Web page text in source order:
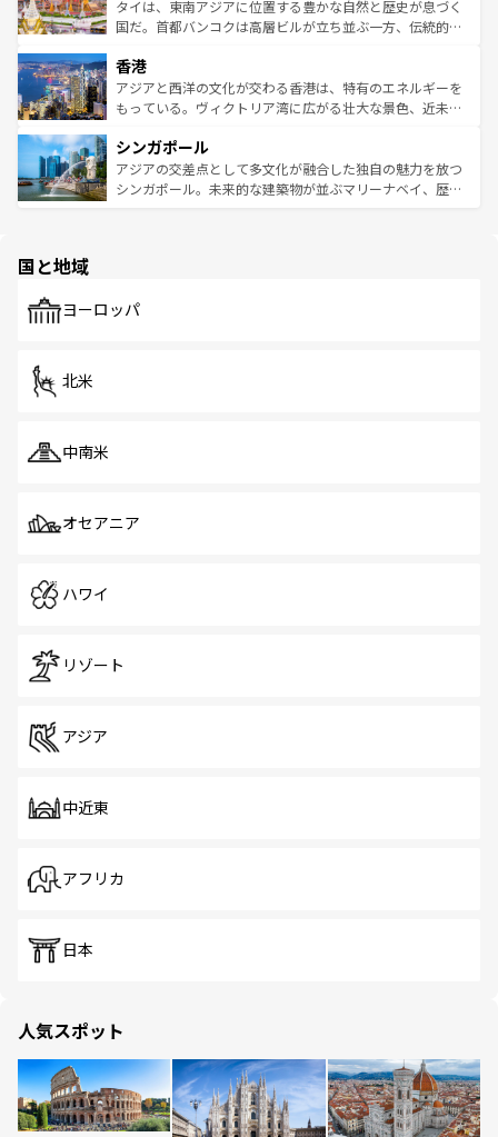
わってみてほしい。 なお、新着の韓国情報はコンテンツ一
覧を参照してほしい。
ーチミン市のフランス統治時代の建物も、独特の雰囲気を
醸し出している。また、バラエティの豊かさとおいしさで
とつ。フォーやバインミー、ベトナムコーヒーなどは、ぜ
ひ現地で味わいたい。どの地域を訪れてもあたたかい人々
が旅行者を迎えてくれるので、きっと忘れられない旅にな
参照してほしい。
タイは、東南アジアに位置する豊かな自然と歴史が息づく
国だ。首都バンコクは高層ビルが立ち並ぶ一方、伝統的な
の活気が交差している。北部ではチェンマイなどの山岳地
帯で自然と触れ合い、南部ではプーケットやクラビの美し
いビーチでリゾート気分を楽しむことができる。タイ料理
激する。気候は一年中温暖で、どの季節にも異なる楽しみ
が待っている。親しみやすいタイの人々、仏教を中心とし
た文化、そして多様な観光資源が、訪れる旅人を魅了し続
香港
アジアと西洋の文化が交わる香港は、特有のエネルギーを
もっている。ヴィクトリア湾に広がる壮大な景色、近未来
み、どこを訪れても感動するはず。観光スポットが密集し
ており、効率よく見どころを回れるのも魅力。息をのむよ
うな絶景から文化的な体験まで、香港を存分に楽しみ尽く
シンガポール
アジアの交差点として多文化が融合した独自の魅力を放つ
シンガポール。未来的な建築物が並ぶマリーナベイ、歴史
で、ホーカーズは地元の風情を楽しめる外せないスポット
国と地域
ヨーロッパ
北米
中南米
オセアニア
ハワイ
リゾート
アジア
中近東
アフリカ
日本
人気スポット